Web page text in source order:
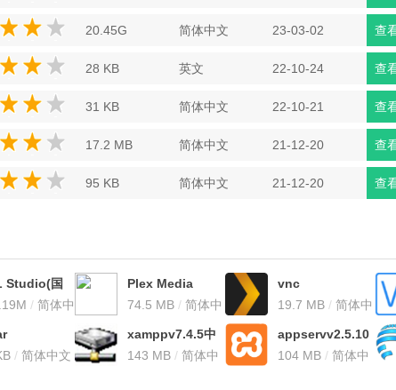
查
20.45G 简体中文 23-03-02
查
28 KB 英文 22-10-24
查
31 KB 简体中文 22-10-21
查
17.2 MB 简体中文 21-12-20
查
95 KB 简体中文 21-12-20
Studio(国
库管理软
/ 简体中
Plex Media
Serverv1.16.5破
74.5 MB / 简体中
vnc
serverv6.3.1破解
19.7 MB / 简体中
局域
/ 简体中文
xamppv7.4.5中
文版
143 MB / 简体中
appservv2.5.10
免费版
104 MB / 简体中